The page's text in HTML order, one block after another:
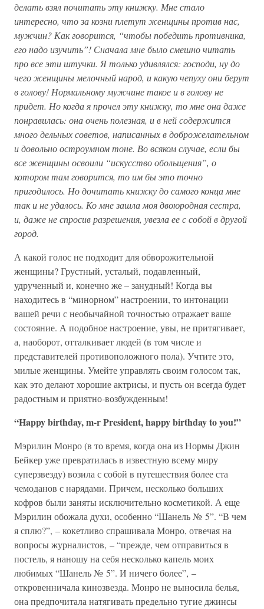
делать взял почитать эту книжку. Мне стало
интересно, что за козни плетут женщины против нас,
мужчин? Как говорится, “чтобы победить противника,
его надо изучить”! Сначала мне было смешно читать
про все эти штучки. Я только удивлялся: господи, ну до
чего женщины мелочный народ, и какую чепуху они берут
в голову! Нормальному мужчине такое и в голову не
придет. Но когда я прочел эту книжку, то мне она даже
понравилась: она очень полезная, и в ней содержится
много дельных советов, написанных в доброжелательном
и довольно остроумном тоне. Во всяком случае, если бы
все женщины освоили “искусство обольщения”, о
котором там говорится, то им бы это точно
пригодилось. Но дочитать книжку до самого конца мне
так и не удалось. Ко мне зашла моя двоюродная сестра,
и, даже не спросив разрешения, увезла ее с собой в другой
город.
А какой голос не подходит для обворожительной
женщины? Грустный, усталый, подавленный,
удрученный и, конечно же – занудный! Когда вы
находитесь в “минорном” настроении, то интонации
вашей речи с необычайной точностью отражает ваше
состояние. А подобное настроение, увы, не притягивает,
а, наоборот, отталкивает людей (в том числе и
представителей противоположного пола). Учтите это,
милые женщины. Умейте управлять своим голосом так,
как это делают хорошие актрисы, и пусть он всегда будет
радостным и приятно-возбужденным!
“Happy birthday, m-r President, happy birthday to you!”
Мэрилин Монро (в то время, когда она из Нормы Джин
Бейкер уже превратилась в известную всему миру
суперзвезду) возила с собой в путешествия более ста
чемоданов с нарядами. Причем, несколько больших
кофров были заняты исключительно косметикой. А еще
Мэрилин обожала духи, особенно “Шанель № 5”. “В чем
я сплю?”, – кокетливо спрашивала Монро, отвечая на
вопросы журналистов, – “прежде, чем отправиться в
постель, я наношу на себя несколько капель моих
любимых “Шанель № 5”. И ничего более”, –
откровенничала кинозвезда. Монро не выносила белья,
она предпочитала натягивать предельно тугие джинсы